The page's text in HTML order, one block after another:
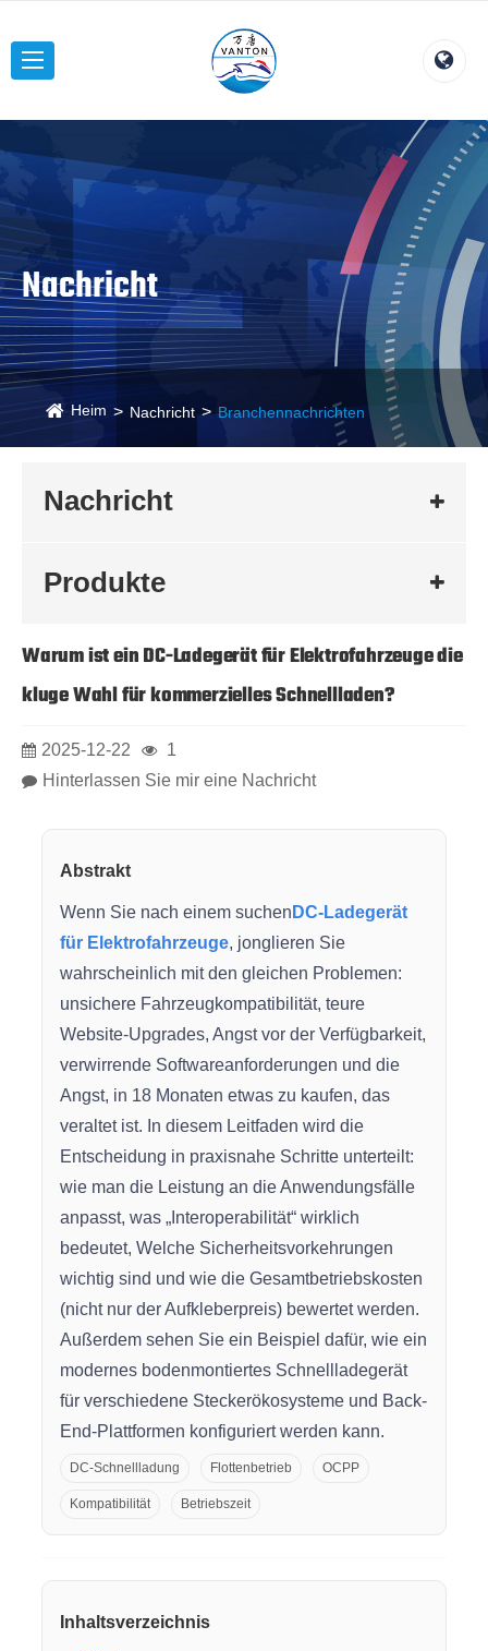
Nachricht
Heim Nachricht Branchennachrichten
Nachricht
Produkte
Warum ist ein DC-Ladegerät für Elektrofahrzeuge die
kluge Wahl für kommerzielles Schnellladen?
2025-12-22
1
Hinterlassen Sie mir eine Nachricht
Abstrakt
Wenn Sie nach einem suchen DC-Ladegerät
für Elektrofahrzeuge, jonglieren Sie
wahrscheinlich mit den gleichen Problemen:
unsichere Fahrzeugkompatibilität, teure
Website-Upgrades, Angst vor der Verfügbarkeit,
verwirrende Softwareanforderungen und die
Angst, in 18 Monaten etwas zu kaufen, das
veraltet ist. In diesem Leitfaden wird die
Entscheidung in praxisnahe Schritte unterteilt:
wie man die Leistung an die Anwendungsfälle
anpasst, was „Interoperabilität“ wirklich
bedeutet, Welche Sicherheitsvorkehrungen
wichtig sind und wie die Gesamtbetriebskosten
(nicht nur der Aufkleberpreis) bewertet werden.
Außerdem sehen Sie ein Beispiel dafür, wie ein
modernes bodenmontiertes Schnellladegerät
für verschiedene Steckerökosysteme und Back-
End-Plattformen konfiguriert werden kann.
DC-Schnellladung Flottenbetrieb OCPP
Kompatibilität Betriebszeit
Inhaltsverzeichnis